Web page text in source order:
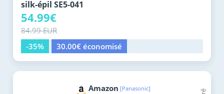
silk-épil SE5-041
54.99€
84.99 EUR
-35%
30.00€ économisé
Amazon [Panasonic]